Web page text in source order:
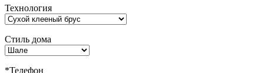
Технология
Стиль дома
*Телефон